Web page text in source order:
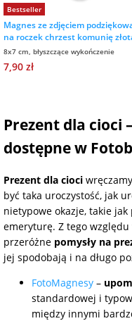
Torby
personalizowane
Naklejki i
naprasowanki
imienne
Bombki ze
zdjęciem
Fotoksiążki
na 50 urodziny
na wesele
ślubu
szkoły
na zakończenie
szkoły
na pamiątkę z
wakacji
dla nauczyciela
dla miłośników
kotów
psów
dla siostry
dla chłopaka
dla dziewczyny
Bestseller
Magnes ze zdjęciem
na roczek chrzest komunię
ramka
8x7 cm, błyszczące wykończenie
7,90 zł
Prezent dla cioci
dostępne w
Prezent dla cioci
być taka uroczystość, jak
nietypowe okazje, takie
emeryturę. Z tego
przeróżne pomysły na
jej spodobają i na długo
FotoMagnesy –
standardowej i
między innymi